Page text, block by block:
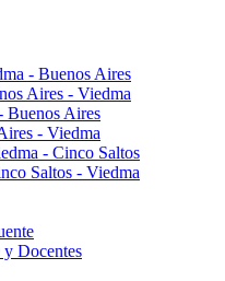
- Buenos Aires
Aires - Viedma
Buenos Aires
- Viedma
- Cinco Saltos
Saltos - Viedma
y Docentes